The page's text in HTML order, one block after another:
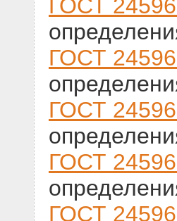
ГОСТ
ГОСТ
ГОСТ
ГОСТ
ГОСТ